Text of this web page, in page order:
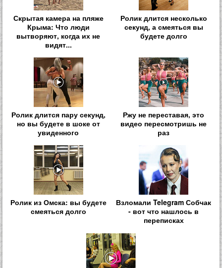
Скрытая камера на пляже
Крыма: Что люди
вытворяют, когда их не
видят...
Ролик длится несколько
секунд, а смеяться вы
будете долго
Ролик длится пару секунд,
но вы будете в шоке от
увиденного
Ржу не переставая, это
видео пересмотришь не
раз
Ролик из Омска: вы будете
смеяться долго
Взломали Telegram Собчак
- вот что нашлось в
переписках